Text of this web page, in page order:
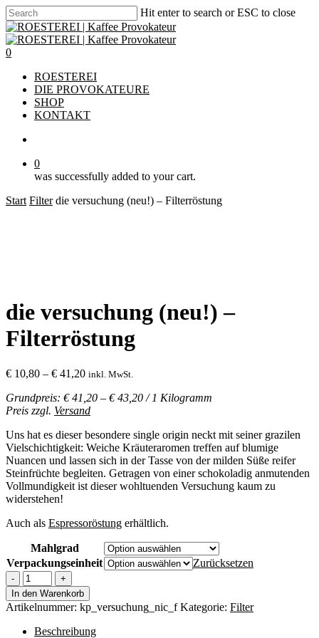
Skip
to
main
content
Hit enter to search or ESC to close
Close
Search
account
0
ROESTEREI
DIE PROVOKATEURE
SHOP
KONTAKT
0
was successfully added to your cart.
Start Filter die versuchung (neu!) – Filterröstung
die versuchung (neu!) –
Filterröstung
€ 10,80 – € 41,20Preisspanne:
bis
€ 41,20
inkl. MwSt.
Grundpreis: € 41,20 – € 43,20 / 1 Kilogramm
Preis zzgl. Versand
Uns hat es dieser besondere single origin neckt mit seiner grazilen
Vielschichtigkeit: Weiche Kräuteraromen treffen auf blumige
Nuancen und lassen sich in der Tasse von der milden Süße reifer
Steinfrüchte begleiten. Getragen von einer schokoladig anmutenden
Vollmundigkeit ist dieser wohltuenden Versuchung kaum zu
widerstehen!
Auch als Espressoröstung erhältlich.
Mahlgrad
Verpackungseinheit
Zurücksetzen
die
versuchung
(neu!)
-
Filterröstung
In den Warenkorb
Artikelnummer: kp_versuchung_nic_f Kategorie: Filter
Beschreibung